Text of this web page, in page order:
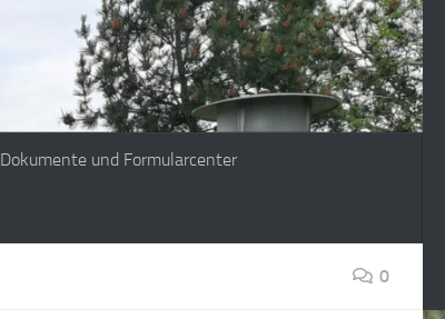
Dokumente und Formularcenter
0